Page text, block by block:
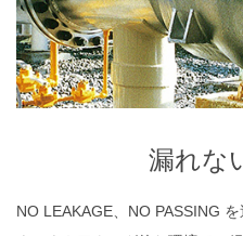
漏れな
NO LEAKAGE、NO PASSING